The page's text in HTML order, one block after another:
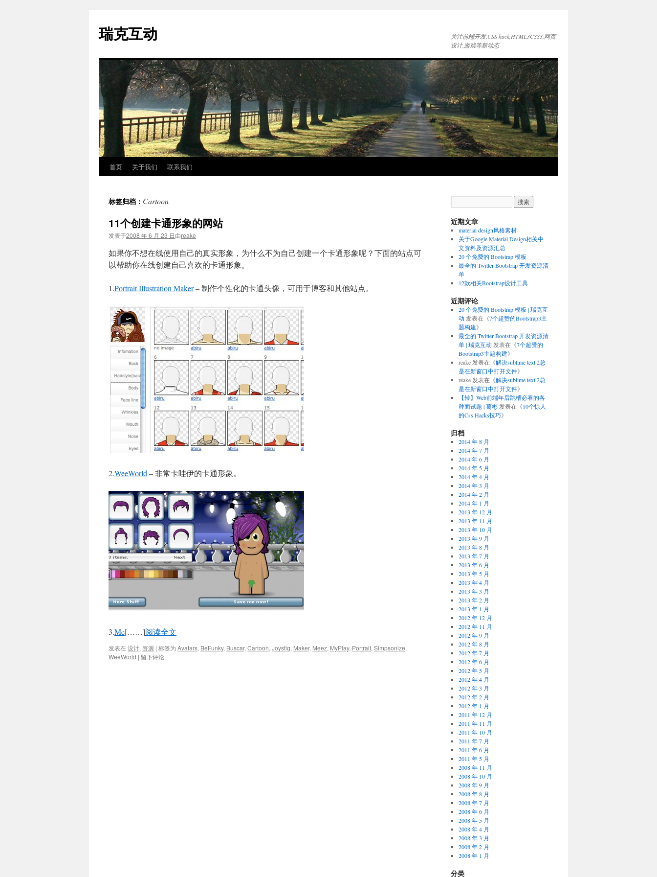
瑞克互动
关注前端开发,CSS hack,HTML3CSS3,网页
设计,游戏等新动态
正
首页 关于我们 联系我们
标签归档： Cartoon
11个创建卡通形象的网站
发表于2008 年 6 月 23 日由reake
如果你不想在线使用自己的真实形象，为什么不为自己创建一个卡通形象呢？下面的站点可
以帮助你在线创建自己喜欢的卡通形象。
1.Portrait Illustration Maker– 制作个性化的卡通头像，可用于博客和其他站点。
2.WeeWorld – 非常卡哇伊的卡通形象。
3.Me[……]阅读全文
发表在设计, 资源 | 标签为 Avatars, BeFunky, Buscar, Cartoon, Joystiq, Maker, Meez, MyPlay, Portrait, Simpsonize,
WeeWorld | 留下评论
近期文章
material design风格素材
关于Google Material Design相关中
文资料及资源汇总
20 个免费的 Bootstrap 模板
最全的 Twitter Bootstrap 开发资源清
单
12款相关Bootstrap设计工具
近期评论
20 个免费的 Bootstrap 模板 | 瑞克互
动 发表在《7个超赞的Bootstrap3主
题构建》
最全的 Twitter Bootstrap 开发资源清
单 | 瑞克互动 发表在《7个超赞的
Bootstrap3主题构建》
reake发表在《解决sublime text 2总
是在新窗口中打开文件》
reake发表在《解决sublime text 2总
是在新窗口中打开文件》
【转】Web前端年后跳槽必看的各
种面试题 | 葛彬发表在《10个惊人
的Css Hacks技巧》
归档
2014 年 8 月
2014 年 7 月
2014 年 6 月
2014 年 5 月
2014 年 4 月
2014 年 3 月
2014 年 2 月
2014 年 1 月
2013 年 12 月
2013 年 11 月
2013 年 10 月
2013 年 9 月
2013 年 8 月
2013 年 7 月
2013 年 6 月
2013 年 5 月
2013 年 4 月
2013 年 3 月
2013 年 2 月
2013 年 1 月
2012 年 12 月
2012 年 11 月
2012 年 9 月
2012 年 8 月
2012 年 7 月
2012 年 6 月
2012 年 5 月
2012 年 4 月
2012 年 3 月
2012 年 2 月
2012 年 1 月
2011 年 12 月
2011 年 11 月
2011 年 10 月
2011 年 7 月
2011 年 6 月
2011 年 5 月
2008 年 11 月
2008 年 10 月
2008 年 9 月
2008 年 8 月
2008 年 7 月
2008 年 6 月
2008 年 5 月
2008 年 4 月
2008 年 3 月
2008 年 2 月
2008 年 1 月
分类